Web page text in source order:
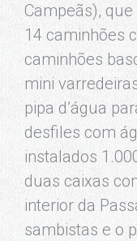
Campeãs),
14 caminhões
caminhões
mini
pipa d’água
desfiles com
instalados
duas caixas
interior da
sambistas e o